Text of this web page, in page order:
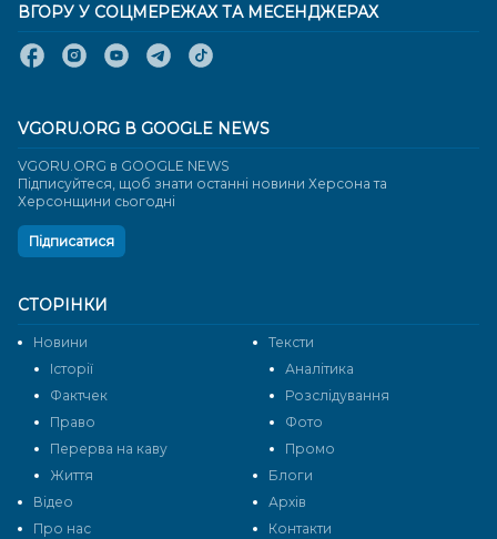
СТОРІНКИ
Новини
Тексти
Історії
Аналітика
Фактчек
Розслідування
Право
Фото
Перерва на каву
Промо
Життя
Блоги
Відео
Архів
Про нас
Контакти
ВГОРУ У СОЦМЕРЕЖАХ ТА МЕСЕНДЖЕРАХ
VGORU.ORG В GOOGLE NEWS
VGORU.ORG в GOOGLE NEWS
Підписуйтеся, щоб знати останні новини Херсона та
Херсонщини сьогодні
Підписатися